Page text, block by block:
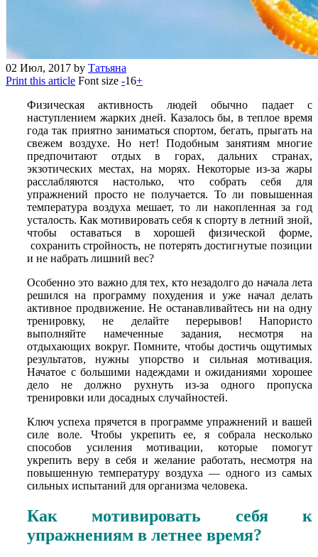
02 Июл, 2017 by Татьяна
Print this article Font size -16+
Физическая активность людей обычно падает с
наступлением жарких дней. Казалось бы, в теплое время
года так приятно заниматься спортом, бегать, прыгать на
свежем воздухе. Но нет! Подобным занятиям многие
предпочитают отдых в горах, дальних странах,
экзотических местах, на морях. Некоторые из-за жары
расслабляются настолько, что собрать себя для
упражнений просто не получается. То ли повышенная
температура воздуха мешает, то ли накопленная за год
усталость. Как мотивировать себя к спорту в летний зной,
чтобы оставаться в хорошей физической форме,
сохранить стройность, не потерять достигнутые позиции
и не набрать лишний вес?
Особенно это важно для тех, кто незадолго до начала лета
решился на программу похудения и уже начал делать
активное продвижение. Не останавливайтесь ни на одну
тренировку, не делайте перерывов! Напористо
выполняйте намеченные задания, несмотря на
отдыхающих вокруг. Помните, чтобы достичь ощутимых
результатов, нужны упорство и сильная мотивация.
Начатое с большими надеждами и ожиданиями хорошее
дело не должно рухнуть из-за одного пропуска
тренировки или досадных случайностей.
Ключ успеха прячется в программе упражнений и вашей
силе воле. Чтобы укрепить ее, я собрала несколько
способов усиления мотивации, которые помогут
укрепить веру в себя и желание работать, несмотря на
повышенную температуру воздуха — одного из самых
сильных испытаний для организма человека.
Как мотивировать себя к
упражнениям в летнее время?